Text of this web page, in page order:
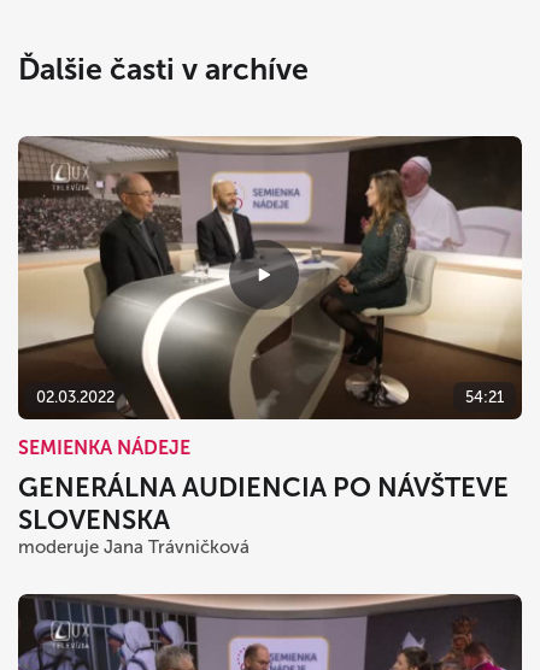
Ďalšie časti v archíve
02.03.2022 54:21
SEMIENKA NÁDEJE
GENERÁLNA AUDIENCIA PO NÁVŠTEVE
SLOVENSKA
moderuje Jana Trávničková